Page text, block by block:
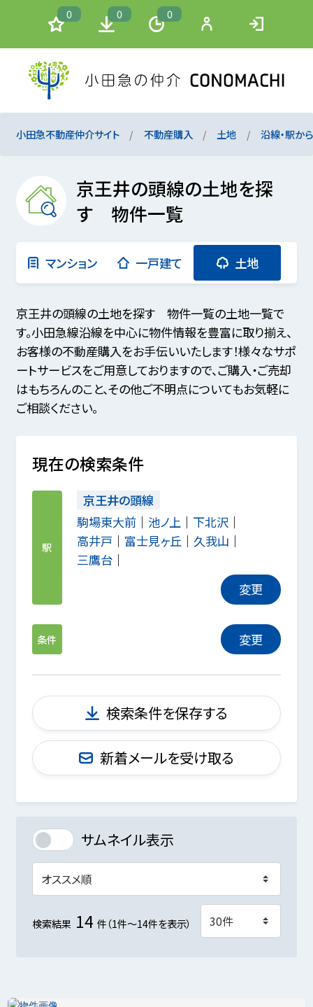
0 0 0
小田急不動産仲介サイト 不動産購入 土地 沿線・駅か
京王井の頭線の土地を探
す 物件一覧
マンション 一戸建て 土地
京王井の頭線の土地を探す 物件一覧の土地一覧で
す。小田急線沿線を中心に物件情報を豊富に取り揃え、
お客様の不動産購入をお手伝いいたします！様々なサポ
ートサービスをご用意しておりますので、ご購入・ご売却
はもちろんのこと、その他ご不明点についてもお気軽に
ご相談ください。
現在の検索条件
駅
京王井の頭線
駒場東大前
池ノ上
下北沢
高井戸
富士見ヶ丘
久我山
三鷹台
変更
条件 変更
検索条件を保存する
新着メールを受け取る
サムネイル表示
検索結果 14 件（1件～14件を表示）